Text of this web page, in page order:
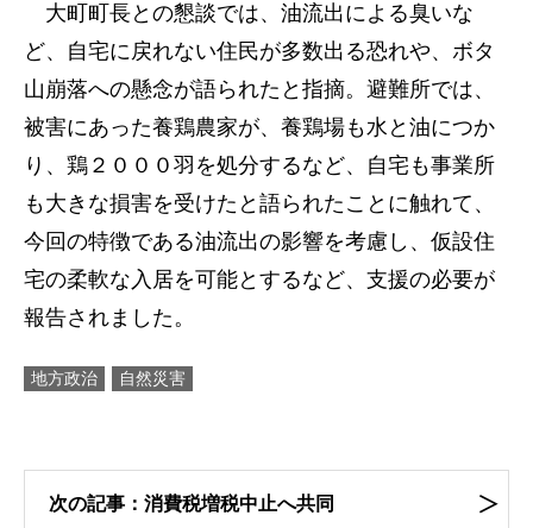
大町町長との懇談では、油流出による臭いな
ど、自宅に戻れない住民が多数出る恐れや、ボタ
山崩落への懸念が語られたと指摘。避難所では、
被害にあった養鶏農家が、養鶏場も水と油につか
り、鶏２０００羽を処分するなど、自宅も事業所
も大きな損害を受けたと語られたことに触れて、
今回の特徴である油流出の影響を考慮し、仮設住
宅の柔軟な入居を可能とするなど、支援の必要が
報告されました。
地方政治 自然災害
次の記事：消費税増税中止へ共同